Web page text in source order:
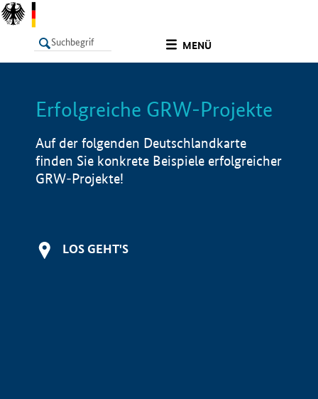
MENÜ
LISTE Info
Erfolgreiche GRW-Projekte
Auf der folgenden Deutschlandkarte
finden Sie konkrete Beispiele erfolgreicher
GRW-Projekte!
LOS GEHT'S